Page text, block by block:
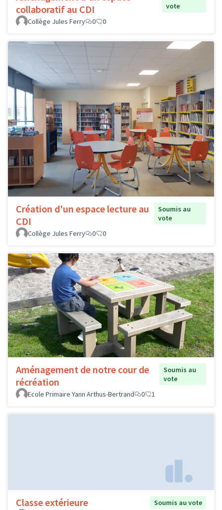
collaboratif au CDI
vote
Collège Jules Ferry
0 0
Création d'un espace lecture au
CDI
Soumis au
vote
Collège Jules Ferry
0 0
Aménagement de notre cour de
récréation
Soumis au
vote
Ecole Primaire Yann Arthus-Bertrand
0 1
Classe extérieure
Soumis au vote